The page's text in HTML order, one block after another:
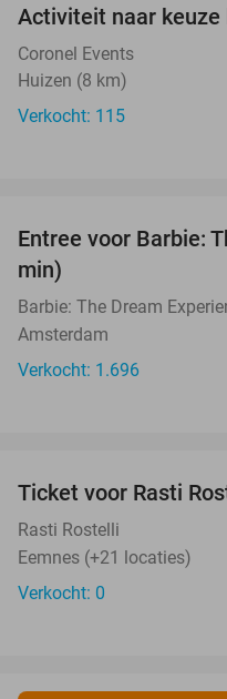
Activiteit naar keuze
Coronel Events
Huizen (8 km)
Verkocht: 115
Entree voor Barbie:
min)
Barbie: The Dream
Amsterdam
Verkocht: 1.696
TODAY
Ticket voor Rasti
Rasti Rostelli
Eemnes (+21 locaties)
Verkocht: 0